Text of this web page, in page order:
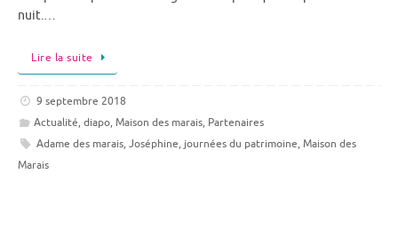
nuit.…
Lire la suite
9 septembre 2018
Actualité, diapo, Maison des marais, Partenaires
Adame des marais, Joséphine, journées du patrimoine, Maison des
Marais